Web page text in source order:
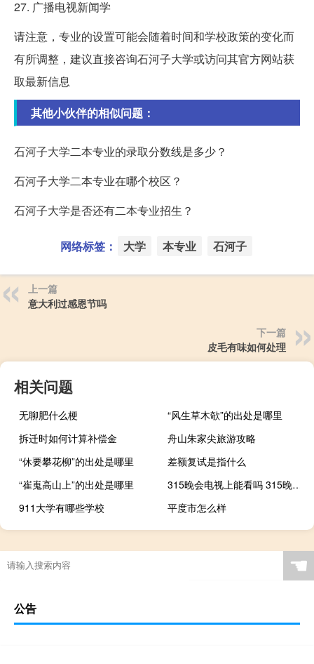
27. 广播电视新闻学
请注意，专业的设置可能会随着时间和学校政策的变化而
有所调整，建议直接咨询石河子大学或访问其官方网站获
取最新信息
其他小伙伴的相似问题：
石河子大学二本专业的录取分数线是多少？
石河子大学二本专业在哪个校区？
石河子大学是否还有二本专业招生？
网络标签： 大学 本专业 石河子
上一篇
意大利过感恩节吗
下一篇
皮毛有味如何处理
相关问题
无聊肥什么梗
“风生草木欹”的出处是哪里
拆迁时如何计算补偿金
舟山朱家尖旅游攻略
“休要攀花柳”的出处是哪里
差额复试是指什么
“崔嵬高山上”的出处是哪里
315晚会电视上能看吗 315晚会节目单公布
911大学有哪些学校
平度市怎么样
☚
公告